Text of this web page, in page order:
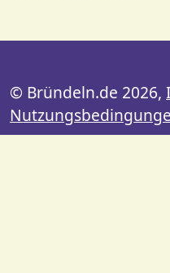
© Bründeln.de 2026,